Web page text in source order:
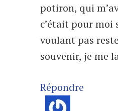
potiron, qui
c’était pour moi
voulant pas
souvenir, je me
Répondre